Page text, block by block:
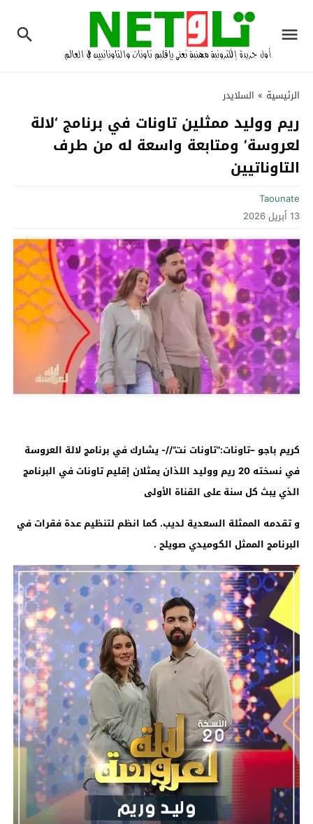
الرئيسية » السلايدر
ريم ووليد ممثلين تاونات في برنامج ‘لالة
لعروسة’ ومتابعة واسعة له من طرف
التاوناتيين
Taounate
13 أبريل 2026
كريم باجو –تاونات:”تاونات نت”//- يشارك في برنامج لالة العروسة
في نسخته 20 ريم ووليد اللذان يمثلان إقليم تاونات في البرنامج
الذي يبث كل سنة على القناة الأولى
و تقدمه الممثلة السعدية لديب. كما انظم لتنظيم عدة فقرات في
البرنامج الممثل الكوميدي صويلح.